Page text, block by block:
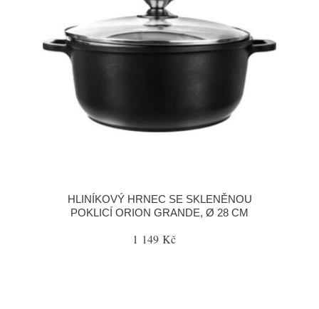
HLINÍKOVÝ HRNEC SE SKLENĚNOU
POKLICÍ ORION GRANDE, Ø 28 CM
1 149 Kč